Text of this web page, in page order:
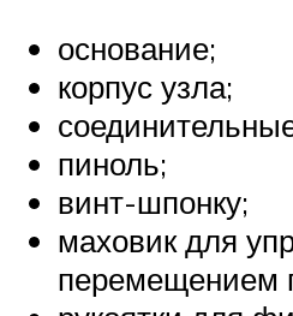
основание;
корпус узла;
пиноль;
винт-шпонку;
маховик для
перемещением